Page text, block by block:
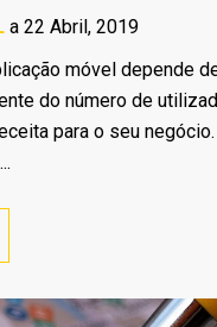
a 22 Abril, 2019
móvel depende
do número de
para o seu